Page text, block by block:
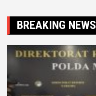
BREAKING NEWS